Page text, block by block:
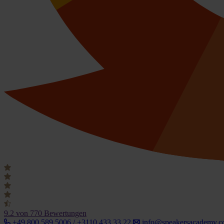
9.2 von 770 Bewertungen
+49 800 589 5006 / +3110 433 33 22